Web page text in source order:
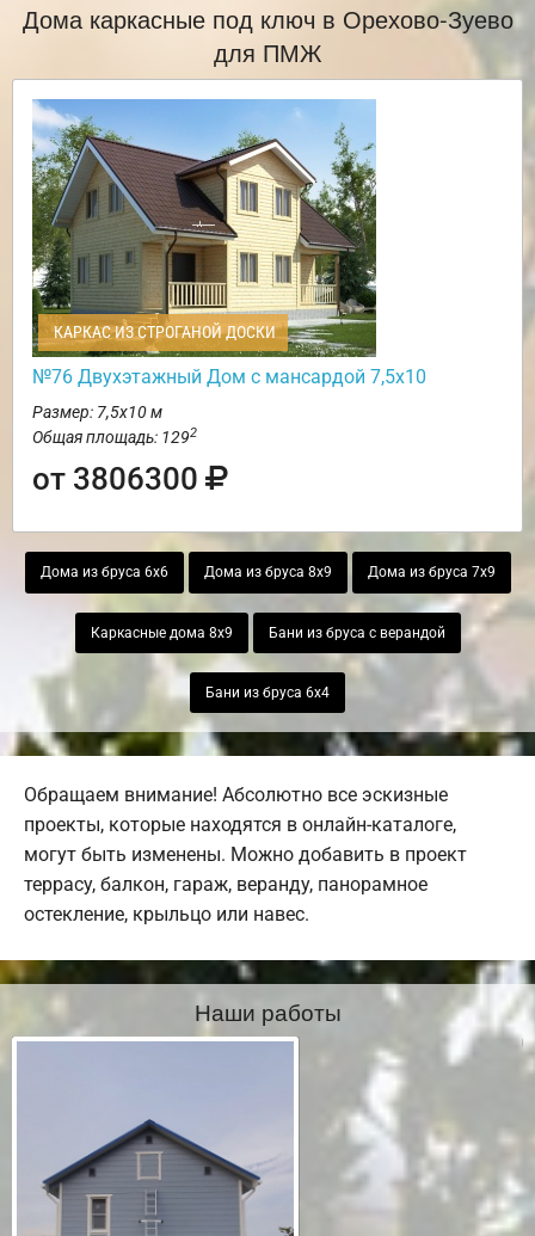
Дома каркасные под ключ в Орехово-Зуево
для ПМЖ
КАРКАС ИЗ СТРОГАНОЙ ДОСКИ
№76 Двухэтажный Дом с мансардой 7,5х10
Размер: 7,5х10 м
Общая площадь: 1292
от 3806300
Дома из бруса 6х6 Дома из бруса 8х9 Дома из бруса 7х9
Каркасные дома 8х9 Бани из бруса с верандой
Бани из бруса 6х4
Обращаем внимание! Абсолютно все эскизные
проекты, которые находятся в онлайн-каталоге,
могут быть изменены. Можно добавить в проект
террасу, балкон, гараж, веранду, панорамное
остекление, крыльцо или навес.
Наши работы